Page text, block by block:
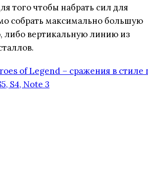
того чтобы набрать сил для
собрать максимально большую
либо вертикальную линию из